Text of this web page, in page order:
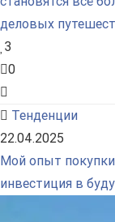
деловых
3
0
Тенденции
22.04.2025
Мой опыт
инвестиция в